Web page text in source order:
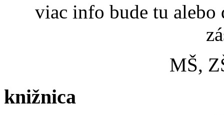
viac info bude tu alebo
MŠ,
knižnica